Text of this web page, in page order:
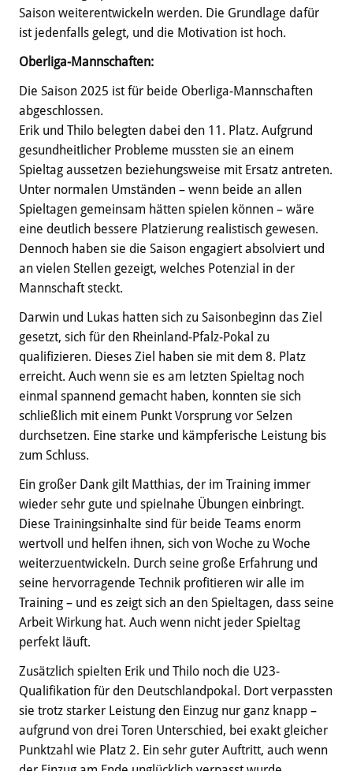
Saison weiterentwickeln werden. Die Grundlage dafür
ist jedenfalls gelegt, und die Motivation ist hoch.
Oberliga-Mannschaften:
Die Saison 2025 ist für beide Oberliga-Mannschaften
abgeschlossen.
Erik und Thilo belegten dabei den 11. Platz. Aufgrund
gesundheitlicher Probleme mussten sie an einem
Spieltag aussetzen beziehungsweise mit Ersatz antreten.
Unter normalen Umständen – wenn beide an allen
Spieltagen gemeinsam hätten spielen können – wäre
eine deutlich bessere Platzierung realistisch gewesen.
Dennoch haben sie die Saison engagiert absolviert und
an vielen Stellen gezeigt, welches Potenzial in der
Mannschaft steckt.
Darwin und Lukas hatten sich zu Saisonbeginn das Ziel
gesetzt, sich für den Rheinland-Pfalz-Pokal zu
qualifizieren. Dieses Ziel haben sie mit dem 8. Platz
erreicht. Auch wenn sie es am letzten Spieltag noch
einmal spannend gemacht haben, konnten sie sich
schließlich mit einem Punkt Vorsprung vor Selzen
durchsetzen. Eine starke und kämpferische Leistung bis
zum Schluss.
Ein großer Dank gilt Matthias, der im Training immer
wieder sehr gute und spielnahe Übungen einbringt.
Diese Trainingsinhalte sind für beide Teams enorm
wertvoll und helfen ihnen, sich von Woche zu Woche
weiterzuentwickeln. Durch seine große Erfahrung und
seine hervorragende Technik profitieren wir alle im
Training – und es zeigt sich an den Spieltagen, dass seine
Arbeit Wirkung hat. Auch wenn nicht jeder Spieltag
perfekt läuft.
Zusätzlich spielten Erik und Thilo noch die U23-
Qualifikation für den Deutschlandpokal. Dort verpassten
sie trotz starker Leistung den Einzug nur ganz knapp –
aufgrund von drei Toren Unterschied, bei exakt gleicher
Punktzahl wie Platz 2. Ein sehr guter Auftritt, auch wenn